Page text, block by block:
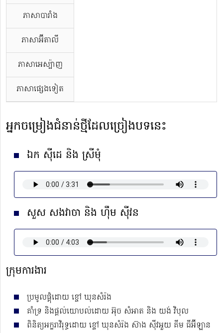
ភាសាបារាំង
ភាសាអ៊ីតាលី
ភាសាអេស្ប៉ាញ
ភាសាផ្សេងទៀត
អ្នកចម្រៀងជំនាន់ថ្មីដែលច្រៀងបទនេះ
ឯក ស៊ីដេ និង ស្រីមុំ
សួស សងវាចា និង ហ៊ឹម ស៊ីវន
ក្រុមការងារ
ប្រមូលផ្ដុំដោយ ខ្ចៅ ឃុនសំរ៉ង
គាំទ្រ និងផ្ដល់យោបល់ដោយ អ៊ុច សំអាត និង យង់ វិបុល
ពិនិត្យអក្ខរាវិរុទ្ធដោយ ខ្ចៅ ឃុនសំរ៉ង ស៊ាង សុីវអួយ គីម ធីអ៊ីឡាន